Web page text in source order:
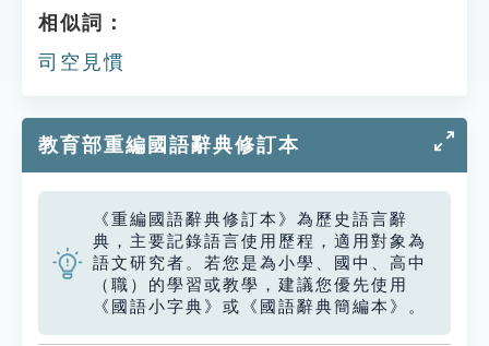
相似詞：
司空見慣
教育部重編國語辭典修訂本
《重編國語辭典修訂本》為歷史語言辭
典，主要記錄語言使用歷程，適用對象為
語文研究者。若您是為小學、國中、高中
（職）的學習或教學，建議您優先使用
《國語小字典》或《國語辭典簡編本》。